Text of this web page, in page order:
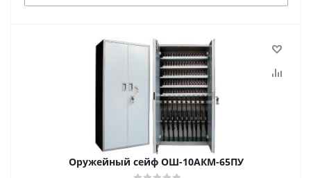
Оружейный сейф ОШ-10АКМ-65ПУ